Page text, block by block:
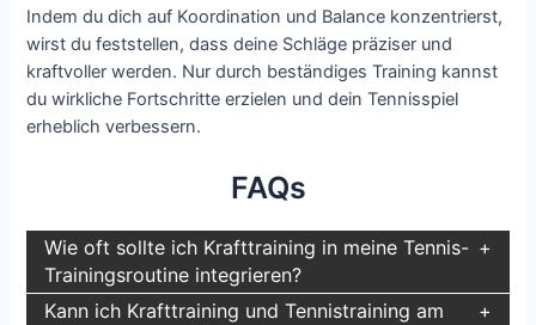
Indem du dich auf Koordination und Balance konzentrierst,
wirst du feststellen, dass deine Schläge präziser und
kraftvoller werden. Nur durch beständiges Training kannst
du wirkliche Fortschritte erzielen und dein Tennisspiel
erheblich verbessern.
FAQs
Wie oft sollte ich Krafttraining in meine Tennis-
Trainingsroutine integrieren?
Kann ich Krafttraining und Tennistraining am